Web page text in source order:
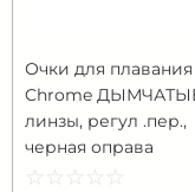
Очки для плавания
Chrome
линзы, регул .пер.,
черная оправа
☆ ☆ ☆ ☆ ☆
★ ★ ★ ★ ★